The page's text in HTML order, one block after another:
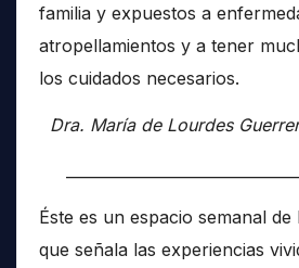
familia y expuestos a
atropellamientos y a tener
los cuidados necesarios.
Dra. María de Lourdes
Éste es un espacio semanal
que señala las experiencias